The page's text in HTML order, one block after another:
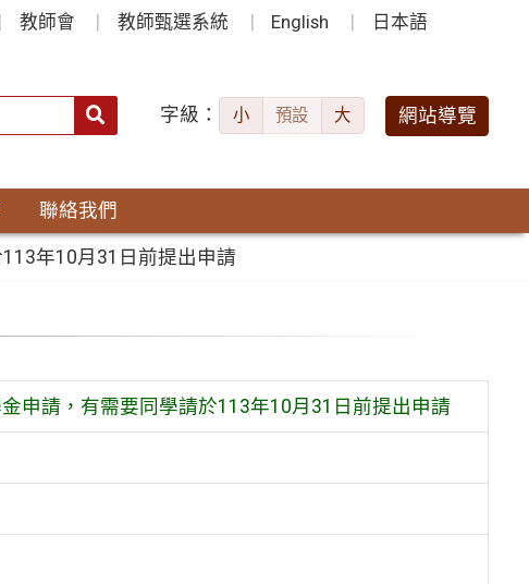
教師會 教師甄選系統 English 日本語
字級： 小 預設 大 網站導覽
聯絡我們
年10月31日前提出申請
申請，有需要同學請於113年10月31日前提出申請